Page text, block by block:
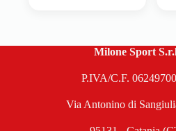
Milone Sport
P.IVA/C.F.
Via Antonino di